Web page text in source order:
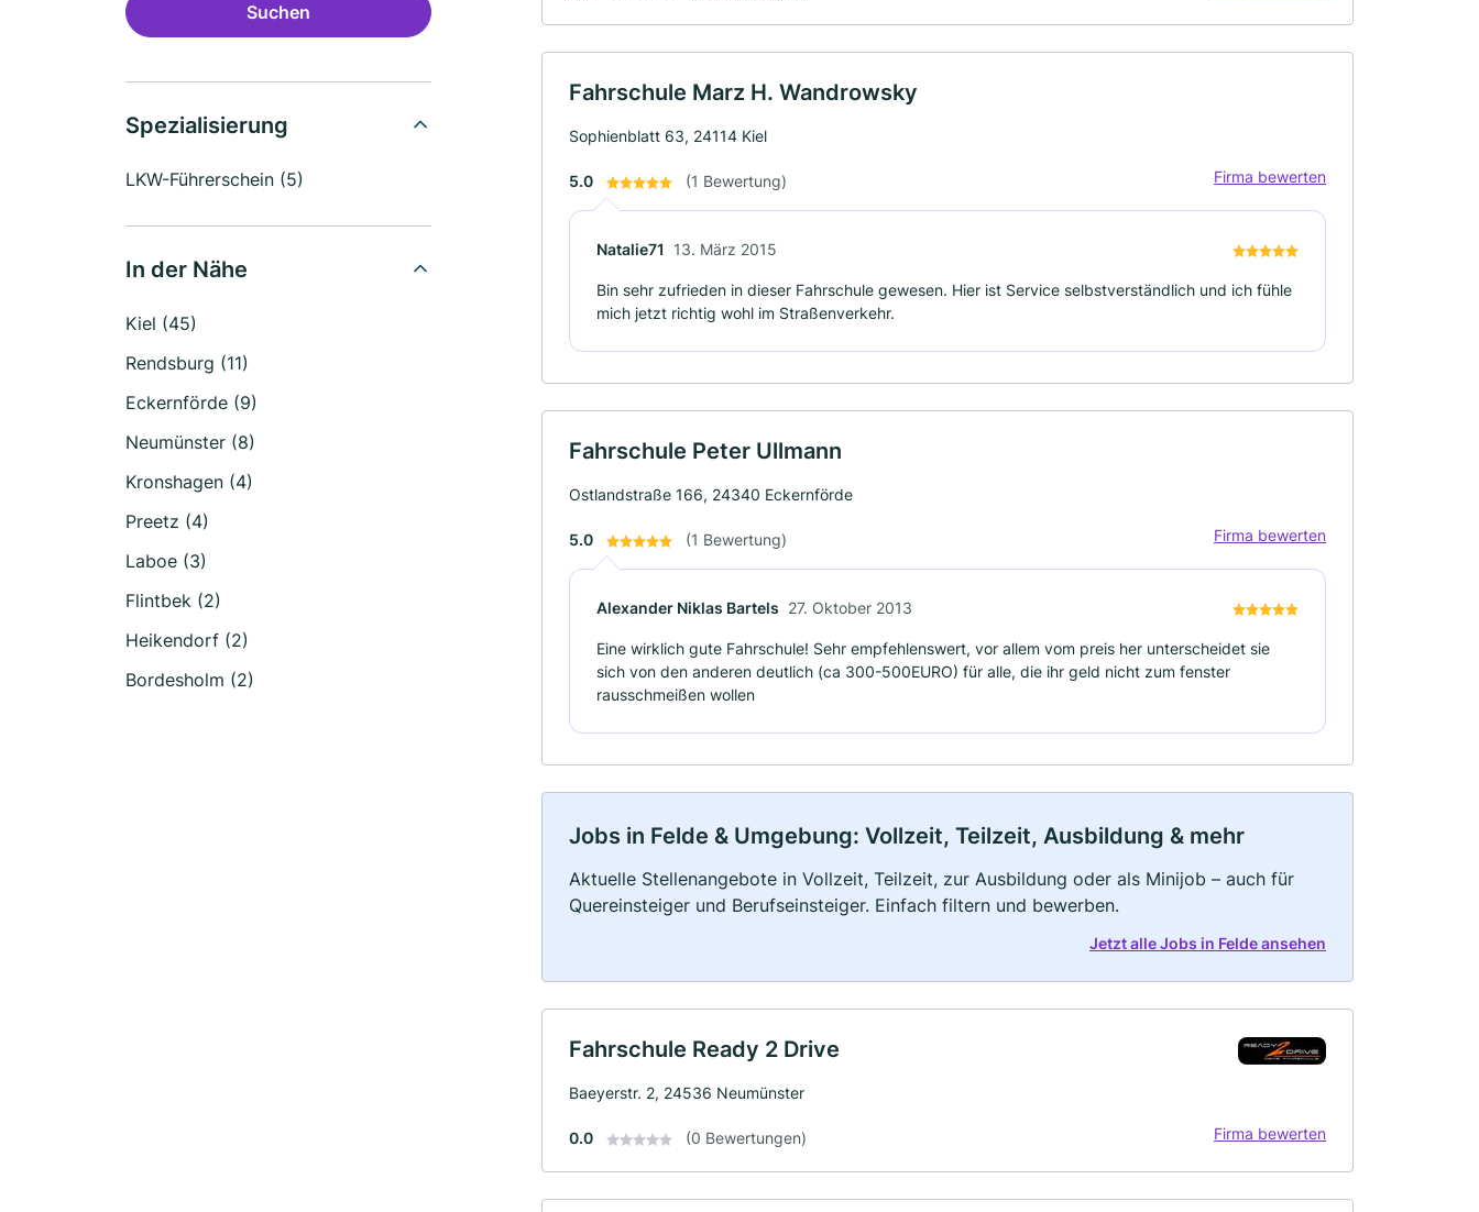
Suchen
Spezialisierung
LKW-Führerschein (5)
In der Nähe
Kiel (45)
Rendsburg (11)
Eckernförde (9)
Neumünster (8)
Kronshagen (4)
Preetz (4)
Laboe (3)
Flintbek (2)
Heikendorf (2)
Bordesholm (2)
Fahrschule Marz H. Wandrowsky
Sophienblatt 63, 24114 Kiel
5.0 (1 Bewertung) Firma bewerten
Natalie71 13. März 2015
Bin sehr zufrieden in dieser Fahrschule gewesen. Hier ist Service selbstverständlich und ich fühle
mich jetzt richtig wohl im Straßenverkehr.
Fahrschule Peter Ullmann
Ostlandstraße 166, 24340 Eckernförde
5.0 (1 Bewertung) Firma bewerten
Alexander Niklas Bartels 27. Oktober 2013
Eine wirklich gute Fahrschule! Sehr empfehlenswert, vor allem vom preis her unterscheidet sie
sich von den anderen deutlich (ca 300-500EURO) für alle, die ihr geld nicht zum fenster
rausschmeißen wollen
Jobs in Felde & Umgebung: Vollzeit, Teilzeit, Ausbildung & mehr
Aktuelle Stellenangebote in Vollzeit, Teilzeit, zur Ausbildung oder als Minijob – auch für
Quereinsteiger und Berufseinsteiger. Einfach filtern und bewerben.
Jetzt alle Jobs in Felde ansehen
Fahrschule Ready 2 Drive
Baeyerstr. 2, 24536 Neumünster
0.0 (0 Bewertungen) Firma bewerten